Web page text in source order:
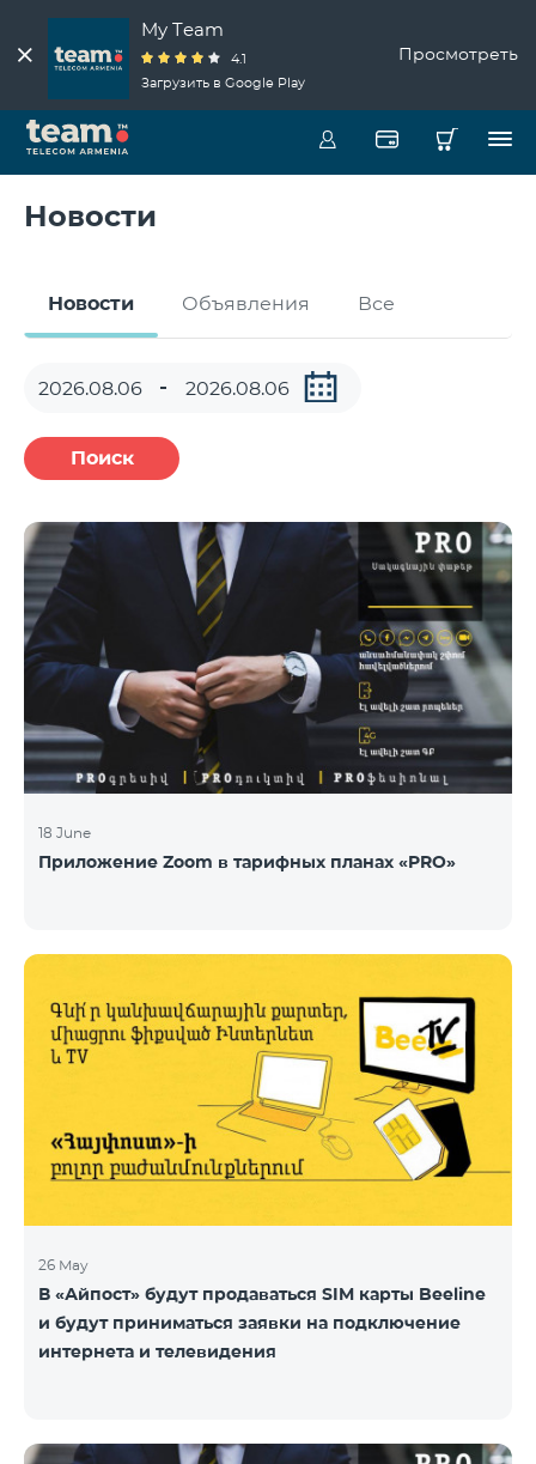
My Team
4.1
Загрузить в Google Play
Просмотреть
Новости
Новости Объявления Все
Поиск
18 June
Приложение Zoom в тарифных планах «PRO»
26 May
В «Айпост» будут продаваться SIM карты Beeline
и будут приниматься заявки на подключение
интернета и телевидения